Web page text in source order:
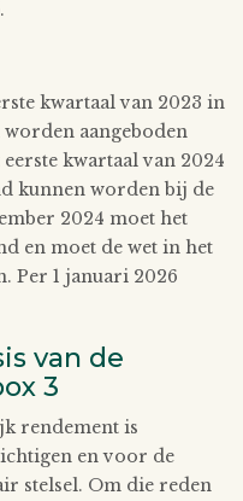
kwartaal van 2023 in
aangeboden
kwartaal van 2024
kunnen worden bij de
2024 moet het
en moet de wet in het
Per 1 januari 2026
van de
3
rendement is
en voor de
stelsel. Om die reden